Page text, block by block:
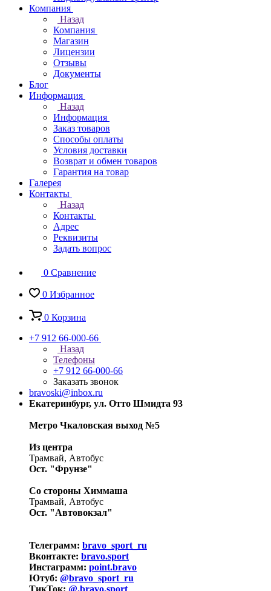
Компания
Назад
Компания
Магазин
Лицензии
Отзывы
Документы
Блог
Информация
Назад
Информация
Заказ товаров
Способы оплаты
Условия доставки
Возврат и обмен товаров
Гарантия на товар
Галерея
Контакты
Назад
Контакты
Адрес
Реквизиты
Задать вопрос
0 Сравнение
0 Избранное
0 Корзина
+7 912 66-000-66
Назад
Телефоны
+7 912 66-000-66
Заказать звонок
bravoski@inbox.ru
Екатеринбург, ул. Отто Шмидта 93
Метро Чкаловская выход №5
Из центра
Трамвай, Автобус
Ост. "Фрунзе"
Со стороны Химмаша
Трамвай, Автобус
Ост. "Автовокзал"
Телеграмм: bravo_sport_ru
Вконтакте: bravo.sport
Инстаграмм: point.bravo
Ютуб: @bravo_sport_ru
ТикТок: @.bravo.sport